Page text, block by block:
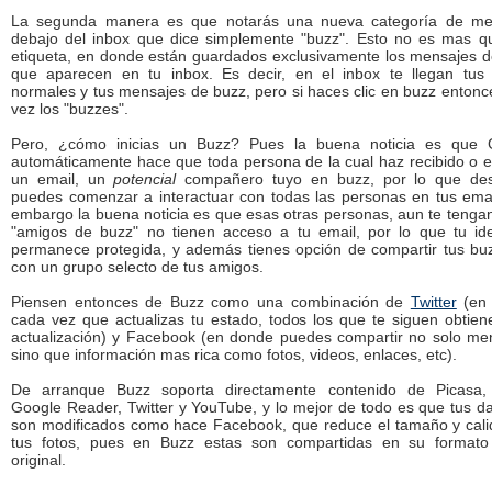
La segunda manera es que notarás una nueva categoría de
debajo del inbox que dice simplemente "buzz". Esto no es mas
etiqueta, en donde están guardados exclusivamente los mensajes
que aparecen en tu inbox. Es decir, en el inbox te llegan tus
normales y tus mensajes de buzz, pero si haces clic en buzz
vez los "buzzes".
Pero, ¿cómo inicias un Buzz? Pues la buena noticia es que
automáticamente hace que toda persona de la cual haz recibido o
un email, unpotencialcompañero tuyo en buzz, por lo que
puedes comenzar a interactuar con todas las personas en tus
embargo la buena noticia es que esas otras personas, aun te
"amigos de buzz" no tienen acceso a tu email, por lo que tu
permanece protegida, y además tienes opción de compartir tus
con un grupo selecto de tus amigos.
Piensen entonces de Buzz como una combinación de Twitter(en
cada vez que actualizas tu estado, todos los que te siguen
actualización) y Facebook (en donde puedes compartir no solo
sino que información mas rica como fotos, videos, enlaces, etc).
De arranque Buzz soporta directamente contenido de Picasa,
Google Reader, Twitter y YouTube, y lo mejor de todo es que tus
son modificados como hace Facebook, que reduce el tamaño y
tus fotos, pues en Buzz estas son compartidas en su formato
original.